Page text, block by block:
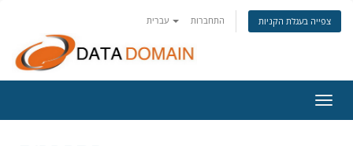
התחברות צפייה בעגלת הקניות
ניווט